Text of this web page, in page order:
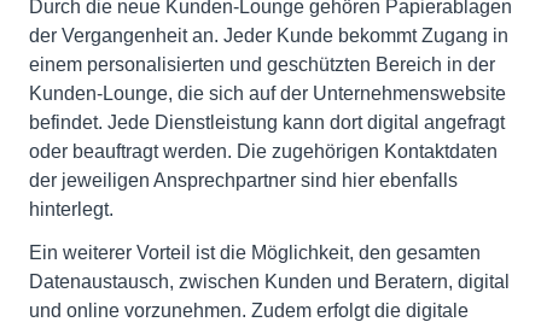
Durch die neue Kunden-Lounge gehören Papierablagen
der Vergangenheit an. Jeder Kunde bekommt Zugang in
einem personalisierten und geschützten Bereich in der
Kunden-Lounge, die sich auf der Unternehmenswebsite
befindet. Jede Dienstleistung kann dort digital angefragt
oder beauftragt werden. Die zugehörigen Kontaktdaten
der jeweiligen Ansprechpartner sind hier ebenfalls
hinterlegt.
Ein weiterer Vorteil ist die Möglichkeit, den gesamten
Datenaustausch, zwischen Kunden und Beratern, digital
und online vorzunehmen. Zudem erfolgt die digitale